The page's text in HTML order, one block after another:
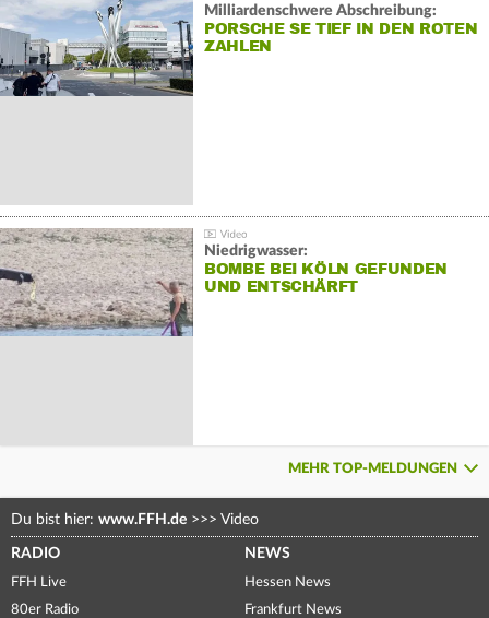
Milliardenschwere Abschreibung:
PORSCHE SE TIEF IN DEN ROTEN
ZAHLEN
Niedrigwasser:
BOMBE BEI KÖLN GEFUNDEN
UND ENTSCHÄRFT
MEHR TOP-MELDUNGEN
Du bist hier: www.FFH.de >>> Video
RADIO
FFH Live
80er Radio
NEWS
Hessen News
Frankfurt News